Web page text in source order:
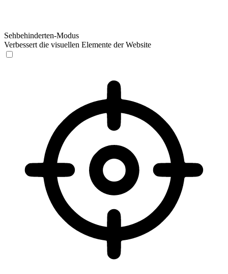
Sehbehinderten-Modus
Verbessert die visuellen Elemente der Website